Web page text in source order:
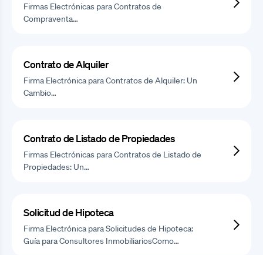
Firmas Electrónicas para Contratos de
Compraventa…
Contrato de Alquiler
Firma Electrónica para Contratos de Alquiler: Un
Cambio…
Contrato de Listado de Propiedades
Firmas Electrónicas para Contratos de Listado de
Propiedades: Un…
Solicitud de Hipoteca
Firma Electrónica para Solicitudes de Hipoteca:
Guía para Consultores InmobiliariosComo…